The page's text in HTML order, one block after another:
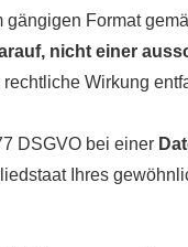
gängigen Format
nicht einer
Wirkung
DSGVO bei einer
Ihres